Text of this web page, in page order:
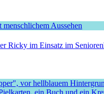
Ricky im Einsatz im